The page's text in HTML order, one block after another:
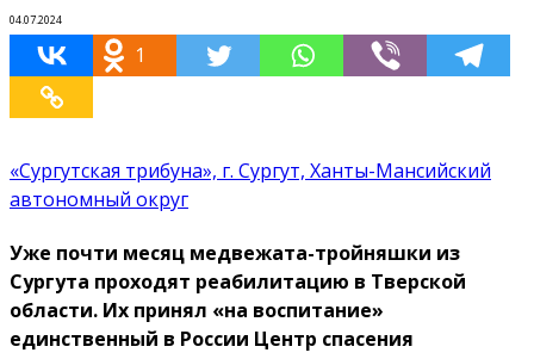
04.07.2024
1
«Сургутская трибуна», г. Сургут, Ханты-Мансийский
автономный округ
Уже почти месяц медвежата-тройняшки из
Сургута проходят реабилитацию в Тверской
области. Их принял «на воспитание»
единственный в России Центр спасения